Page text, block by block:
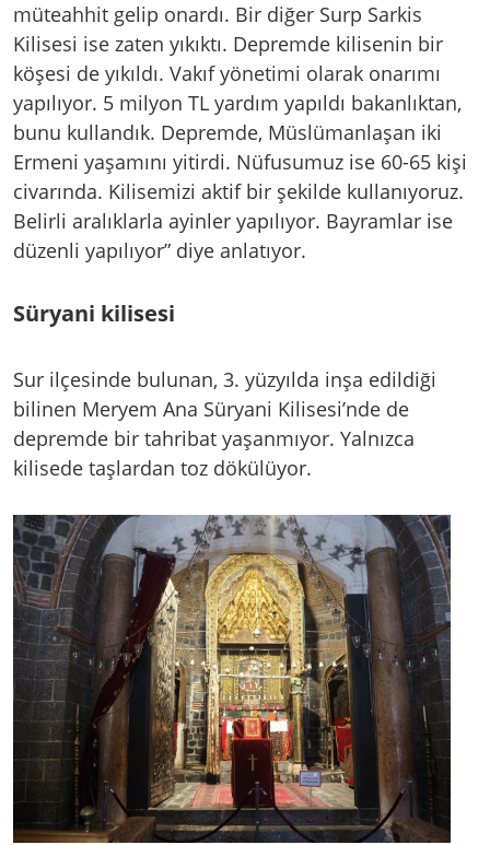
müteahhit gelip onardı. Bir diğer Surp Sarkis
Kilisesi ise zaten yıkıktı. Depremde kilisenin bir
köşesi de yıkıldı. Vakıf yönetimi olarak onarımı
yapılıyor. 5 milyon TL yardım yapıldı bakanlıktan,
bunu kullandık. Depremde, Müslümanlaşan iki
Ermeni yaşamını yitirdi. Nüfusumuz ise 60-65 kişi
civarında. Kilisemizi aktif bir şekilde kullanıyoruz.
Belirli aralıklarla ayinler yapılıyor. Bayramlar ise
düzenli yapılıyor” diye anlatıyor.
Süryani kilisesi
Sur ilçesinde bulunan, 3. yüzyılda inşa edildiği
bilinen Meryem Ana Süryani Kilisesi’nde de
depremde bir tahribat yaşanmıyor. Yalnızca
kilisede taşlardan toz dökülüyor.